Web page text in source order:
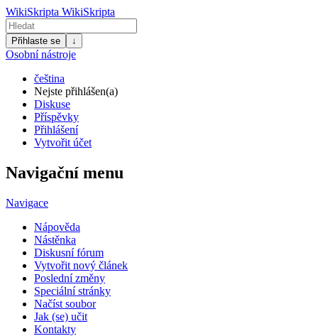
WikiSkripta WikiSkripta
Přihlaste se ↓
Osobní nástroje
čeština
Nejste přihlášen(a)
Diskuse
Příspěvky
Přihlášení
Vytvořit účet
Navigační menu
Navigace
Nápověda
Nástěnka
Diskusní fórum
Vytvořit nový článek
Poslední změny
Speciální stránky
Načíst soubor
Jak (se) učit
Kontakty